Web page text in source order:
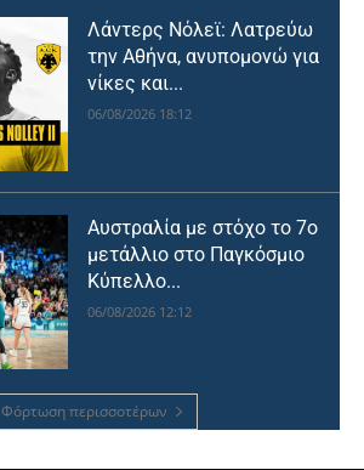
Λάντερς Νόλεϊ: Λατρεύω
την Αθήνα, ανυπομονώ για
νίκες και...
06/08/2026 18:12
Αυστραλία με στόχο το 7ο
μετάλλιο στο Παγκόσμιο
Κύπελλο...
06/08/2026 12:12
Φόρτωση περισσοτέρων